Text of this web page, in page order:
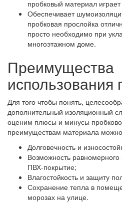
пробковый материал
Обеспечивает
пробковая прослойка
просто необходимо при
многоэтажном доме.
Преимущества
использования
Для того чтобы понять,
дополнительный изоляционный
оценим плюсы и минусы
преимуществам материала можно
Долговечность и
Возможность
ПВХ-покрытие;
Влагостойкость и защиту
Сохранение тепла в
морозах на улице.